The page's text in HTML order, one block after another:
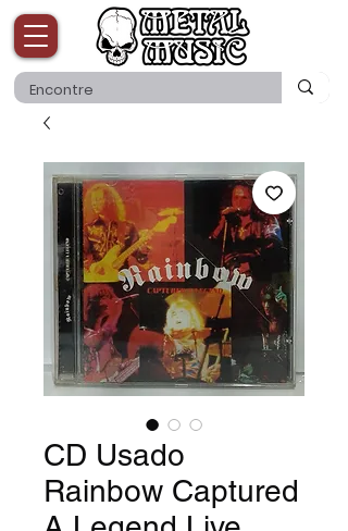
CD Usado
Rainbow Captured